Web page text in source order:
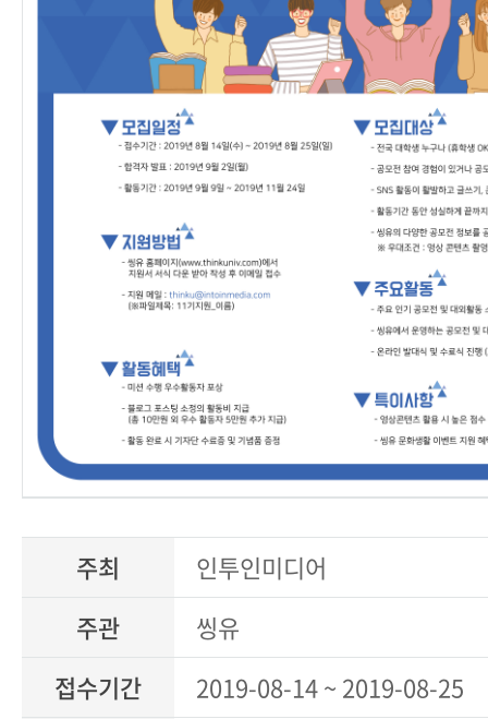
주최
인투인미디어
주관
씽유
접수기간
2019-08-14 ~ 2019-08-25